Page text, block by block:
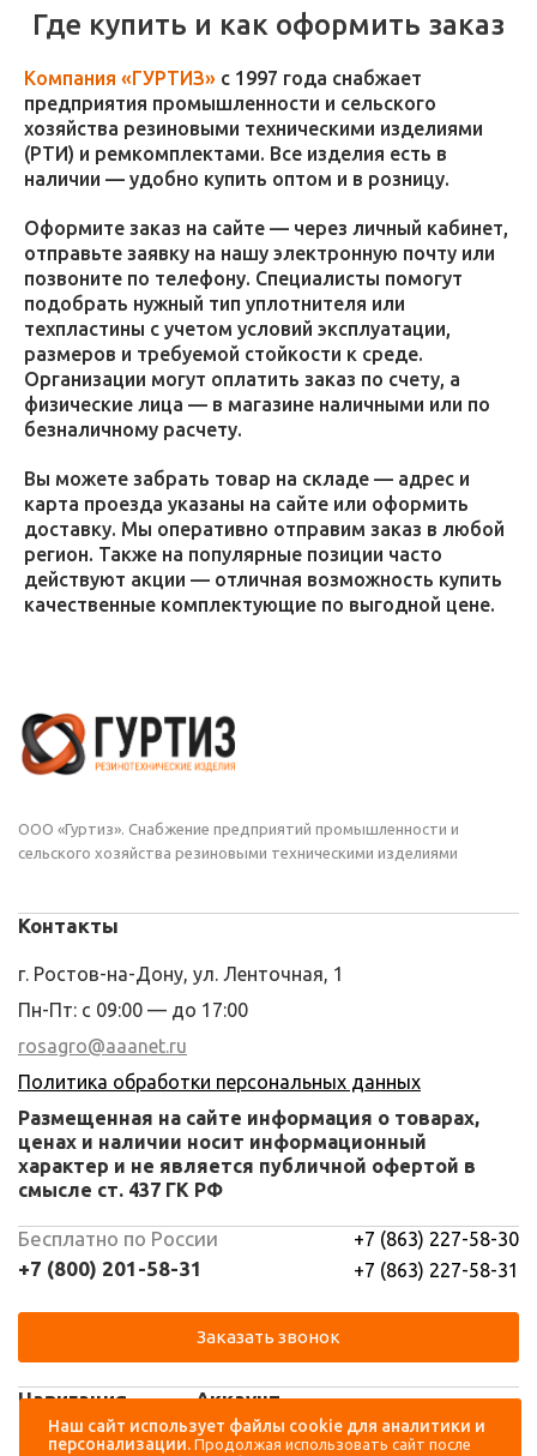
Где купить и как оформить заказ
Компания «ГУРТИЗ» с 1997 года снабжает
предприятия промышленности и сельского
хозяйства резиновыми техническими изделиями
(РТИ) и ремкомплектами. Все изделия есть в
наличии — удобно купить оптом и в розницу.
Оформите заказ на сайте — через личный кабинет,
отправьте заявку на нашу электронную почту или
позвоните по телефону. Специалисты помогут
подобрать нужный тип уплотнителя или
техпластины с учетом условий эксплуатации,
размеров и требуемой стойкости к среде.
Организации могут оплатить заказ по счету, а
физические лица — в магазине наличными или по
безналичному расчету.
Вы можете забрать товар на складе — адрес и
карта проезда указаны на сайте или оформить
доставку. Мы оперативно отправим заказ в любой
регион. Также на популярные позиции часто
действуют акции — отличная возможность купить
качественные комплектующие по выгодной цене.
ООО «Гуртиз». Снабжение предприятий промышленности и
сельского хозяйства резиновыми техническими изделиями
Навигация
Каталог
Аккаунт
Вход
Контакты
г. Ростов-на-Дону, ул. Ленточная, 1
Пн-Пт: с 09:00 — до 17:00
rosagro@aaanet.ru
Политика обработки персональных данных
Размещенная на сайте информация о товарах,
ценах и наличии носит информационный
характер и не является публичной офертой в
смысле ст. 437 ГК РФ
Бесплатно по России
+7 (800) 201-58-31
+7 (863) 227-58-30
+7 (863) 227-58-31
Заказать звонок
Наш сайт использует файлы cookie для аналитики и
персонализации. Продолжая использовать сайт после